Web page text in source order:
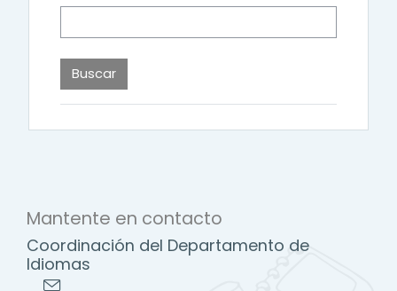
Mantente en contacto
Coordinación del Departamento de
Idiomas